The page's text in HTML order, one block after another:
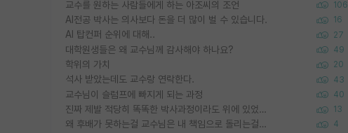
교수를 원하는 사람들에게 하는 아조씨의 조언 106
AI전공 박사는 의사보다 돈을 더 많이 벌 수 있습니다. 16
AI 탑컨퍼 순위에 대해.. 27
대학원생들은 왜 교수님께 감사해야 하나요? 49
학위의 가치 20
석사 받았는데도 교수랑 연락한다. 43
교수님이 슬럼프에 빠지게 되는 과정 40
진짜 제발 적당히 똑똑한 박사과정이라도 위에 있었으면.. 13
왜 후배가 못하는걸 교수님은 내 책임으로 돌리는걸까요? 4